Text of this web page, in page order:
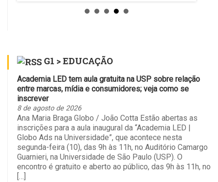
G1 > EDUCAÇÃO
Academia LED tem aula gratuita na USP sobre relação
entre marcas, mídia e consumidores; veja como se
inscrever
8 de agosto de 2026
Ana Maria Braga Globo / João Cotta Estão abertas as
inscrições para a aula inaugural da “Academia LED |
Globo Ads na Universidade”, que acontece nesta
segunda-feira (10), das 9h às 11h, no Auditório Camargo
Guarnieri, na Universidade de São Paulo (USP). O
encontro é gratuito e aberto ao público, das 9h às 11h, no
[…]